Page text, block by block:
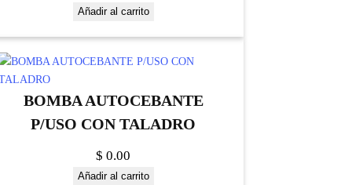
Añadir al carrito
BOMBA AUTOCEBANTE
P/USO CON TALADRO
$ 0.00
Añadir al carrito